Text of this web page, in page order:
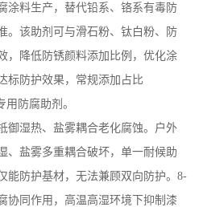
涂料生产，替代铅系、铬系有毒防
。该助剂可与滑石粉、钛白粉、防
，降低防锈颜料添加比例，优化涂
标防护效果，常规添加占比
用防腐助剂。
御湿热、盐雾耦合老化腐蚀。户外
、盐雾多重耦合破坏，单一耐候助
防护基材，无法兼顾双向防护。 8-
协同作用，高温高湿环境下抑制漆